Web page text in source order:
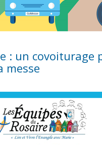
: un covoiturage
messe